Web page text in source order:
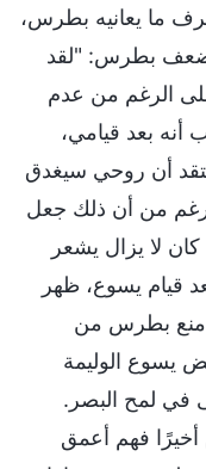
ما يعانيه بطرس،
لضعف بطرس: "لقد
الرغم من عدم
أنه بعد قيامي،
40 يومًا، ألا تعتقد أن روحي سيغدق
من أن ذلك جعل
لا يزال يشعر
قيام يسوع، ظهر
منع بطرس من
يسوع الوليمة
في لمح البصر.
فهم أعمق